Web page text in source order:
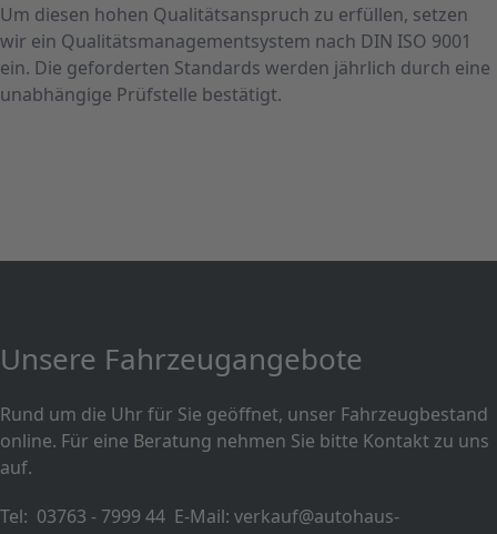
Um diesen hohen Qualitätsanspruch zu erfüllen, setzen
wir ein Qualitätsmanagementsystem nach DIN ISO 9001
ein. Die geforderten Standards werden jährlich durch eine
unabhängige Prüfstelle bestätigt.
Unsere Fahrzeugangebote
Rund um die Uhr für Sie geöffnet, unser Fahrzeugbestand
online. Für eine Beratung nehmen Sie bitte Kontakt zu uns
auf.
Tel: 03763 - 7999 44 E-Mail: verkauf@autohaus-